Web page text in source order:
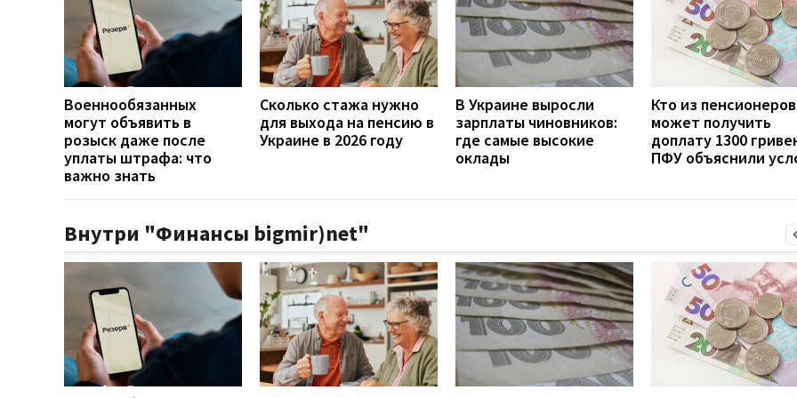
Военнообязанных
могут объявить в
розыск даже после
уплаты штрафа: что
важно знать
Сколько стажа нужно
для выхода на пенсию в
Украине в 2026 году
В Украине выросли
зарплаты чиновников:
где самые высокие
оклады
Кто из пенсионеров
может получить
доплату 1300
ПФУ объяснили
Внутри "Финансы bigmir)net"